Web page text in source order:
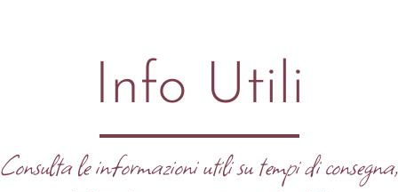
Info Utili
Consulta le informazioni utili su tempi di consegna,